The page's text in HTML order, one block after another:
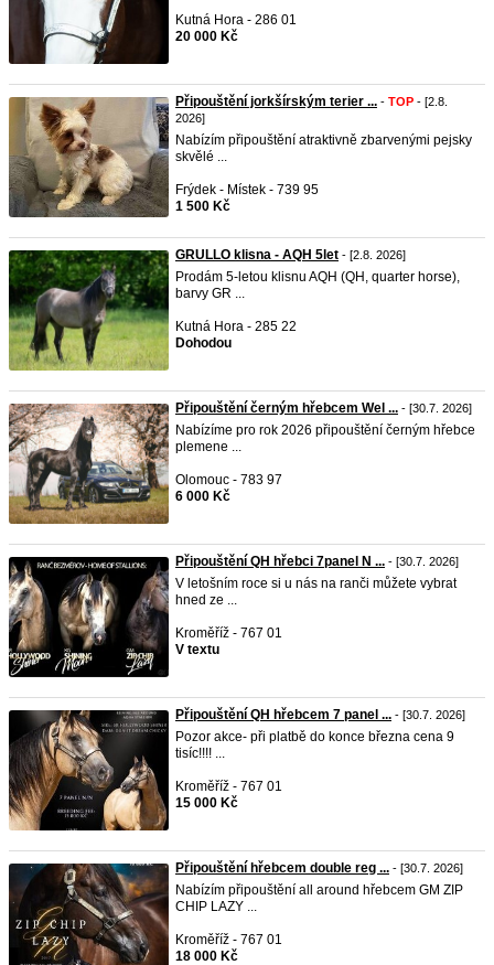
Kutná Hora - 286 01
20 000 Kč
Připouštění jorkšírským terier ... - TOP - [2.8.
2026]
Nabízím připouštění atraktivně zbarvenými pejsky
skvělé ...
Frýdek - Místek - 739 95
1 500 Kč
GRULLO klisna - AQH 5let - [2.8. 2026]
Prodám 5-letou klisnu AQH (QH, quarter horse),
barvy GR ...
Kutná Hora - 285 22
Dohodou
Připouštění černým hřebcem Wel ... - [30.7. 2026]
Nabízíme pro rok 2026 připouštění černým hřebce
plemene ...
Olomouc - 783 97
6 000 Kč
Připouštění QH hřebci 7panel N ... - [30.7. 2026]
V letošním roce si u nás na ranči můžete vybrat
hned ze ...
Kroměříž - 767 01
V textu
Připouštění QH hřebcem 7 panel ... - [30.7. 2026]
Pozor akce- při platbě do konce března cena 9
tisíc!!!! ...
Kroměříž - 767 01
15 000 Kč
Připouštění hřebcem double reg ... - [30.7. 2026]
Nabízím připouštění all around hřebcem GM ZIP
CHIP LAZY ...
Kroměříž - 767 01
18 000 Kč